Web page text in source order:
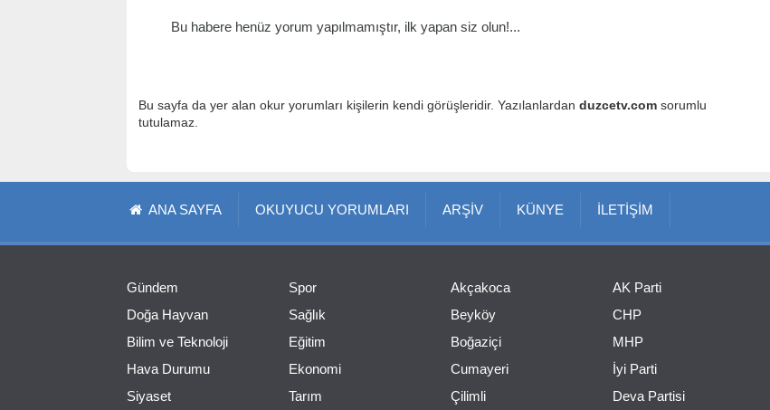
Bu habere henüz yorum yapılmamıştır, ilk yapan siz olun!...
Bu sayfa da yer alan okur yorumları kişilerin kendi görüşleridir. Yazılanlardan duzcetv.com sorumlu
tutulamaz.
ANA SAYFA OKUYUCU YORUMLARI ARŞİV KÜNYE İLETİŞİM
Gündem
Doğa Hayvan
Bilim ve Teknoloji
Hava Durumu
Siyaset
Spor
Sağlık
Eğitim
Ekonomi
Tarım
Akçakoca
Beyköy
Boğaziçi
Cumayeri
Çilimli
AK Parti
CHP
MHP
İyi Parti
Deva Partisi